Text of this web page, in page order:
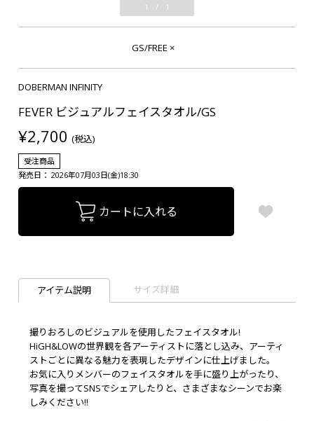
1 / 1
GS/FREE ×
DOBERMAN INFINITY
FEVER ビジュアルフェイスタオル/GS
¥2,700 (税込)
受注商品
発売日： 2026年07月03日(金)18:30
カートに入れる
アイテム説明 サイズ詳細
撮りおろしのビジュアルを使用したフェイスタオル!
HiGH&LOWの世界観を各アーティストに落とし込み、アーティ
ストごとに異なる魅力を表現したデザインに仕上げました。
お気に入りメンバーのフェイスタオルを手に盛り上がったり、
写真を撮ってSNSでシェアしたりと、さまざまなシーンでお楽
しみください!!